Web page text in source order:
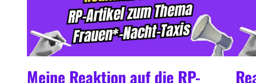
Meine Reaktion auf die RP-